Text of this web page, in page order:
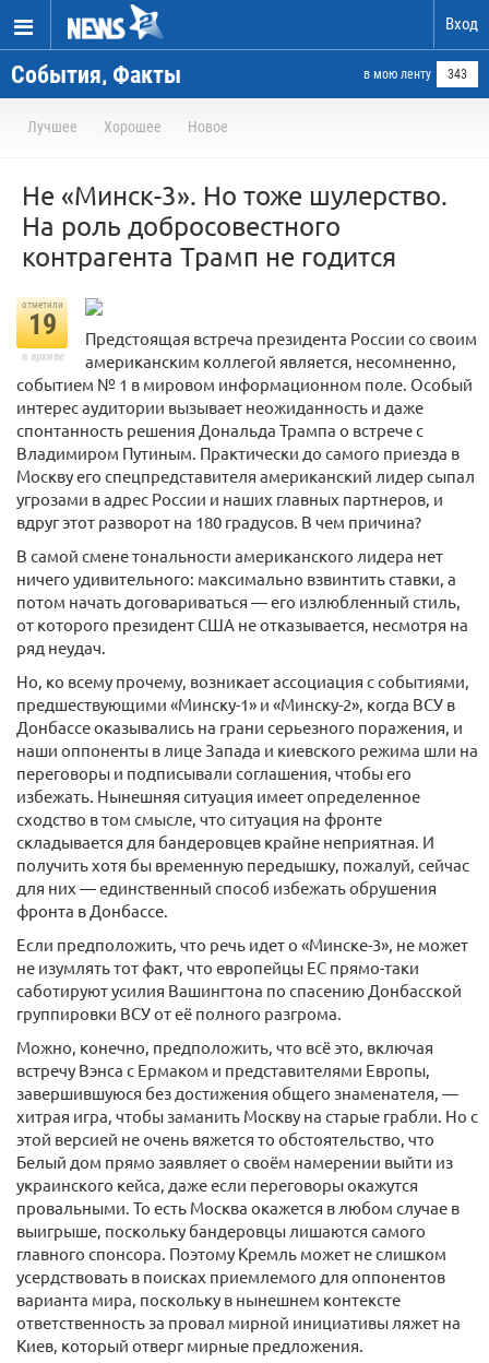
Вход
События, Факты в мою ленту 343
Лучшее Хорошее Новое
Не «Минск-3». Но тоже шулерство.
На роль добросовестного
контрагента Трамп не годится
отметили
19
в архиве
Предстоящая встреча президента России со своим
американским коллегой является, несомненно,
событием № 1 в мировом информационном поле. Особый
интерес аудитории вызывает неожиданность и даже
спонтанность решения Дональда Трампа о встрече с
Владимиром Путиным. Практически до самого приезда в
Москву его спецпредставителя американский лидер сыпал
угрозами в адрес России и наших главных партнеров, и
вдруг этот разворот на 180 градусов. В чем причина?
В самой смене тональности американского лидера нет
ничего удивительного: максимально взвинтить ставки, а
потом начать договариваться — его излюбленный стиль,
от которого президент США не отказывается, несмотря на
ряд неудач.
Но, ко всему прочему, возникает ассоциация с событиями,
предшествующими «Минску-1» и «Минску-2», когда ВСУ в
Донбассе оказывались на грани серьезного поражения, и
наши оппоненты в лице Запада и киевского режима шли на
переговоры и подписывали соглашения, чтобы его
избежать. Нынешняя ситуация имеет определенное
сходство в том смысле, что ситуация на фронте
складывается для бандеровцев крайне неприятная. И
получить хотя бы временную передышку, пожалуй, сейчас
для них — единственный способ избежать обрушения
фронта в Донбассе.
Если предположить, что речь идет о «Минске-3», не может
не изумлять тот факт, что европейцы ЕС прямо-таки
саботируют усилия Вашингтона по спасению Донбасской
группировки ВСУ от её полного разгрома.
Можно, конечно, предположить, что всё это, включая
встречу Вэнса с Ермаком и представителями Европы,
завершившуюся без достижения общего знаменателя, —
хитрая игра, чтобы заманить Москву на старые грабли. Но с
этой версией не очень вяжется то обстоятельство, что
Белый дом прямо заявляет о своём намерении выйти из
украинского кейса, даже если переговоры окажутся
провальными. То есть Москва окажется в любом случае в
выигрыше, поскольку бандеровцы лишаются самого
главного спонсора. Поэтому Кремль может не слишком
усердствовать в поисках приемлемого для оппонентов
варианта мира, поскольку в нынешнем контексте
ответственность за провал мирной инициативы ляжет на
Киев, который отверг мирные предложения.